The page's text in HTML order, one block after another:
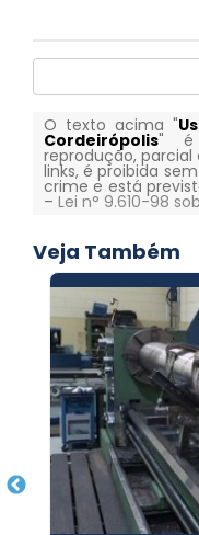
O texto acima "
Cordeirópolis" é
reprodução,
links, é proibida
crime e está
– Lei n° 9.610-98
Veja Também